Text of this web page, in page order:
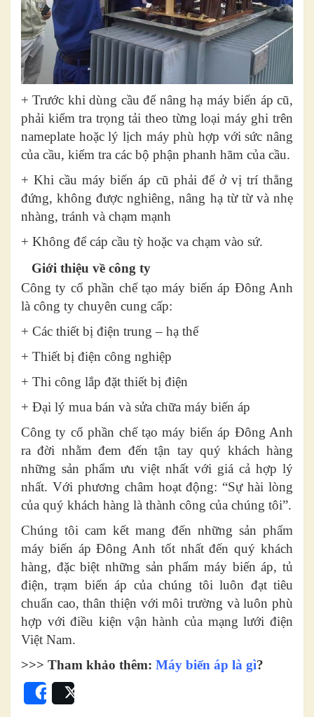
+ Trước khi dùng cầu để nâng hạ máy biến áp cũ,
phải kiểm tra trọng tải theo từng loại máy ghi trên
nameplate hoặc lý lịch máy phù hợp với sức nâng
của cầu, kiểm tra các bộ phận phanh hãm của cầu.
+ Khi cầu máy biến áp cũ phải để ở vị trí thẳng
đứng, không được nghiêng, nâng hạ từ từ và nhẹ
nhàng, tránh và chạm mạnh
+ Không để cáp cầu tỳ hoặc va chạm vào sứ.
Giới thiệu về công ty
Công ty cổ phần chế tạo máy biến áp Đông Anh
là công ty chuyên cung cấp:
+ Các thiết bị điện trung – hạ thế
+ Thiết bị điện công nghiệp
+ Thi công lắp đặt thiết bị điện
+ Đại lý mua bán và sửa chữa máy biến áp
Công ty cổ phần chế tạo máy biến áp Đông Anh
ra đời nhằm đem đến tận tay quý khách hàng
những sản phẩm ưu việt nhất với giá cả hợp lý
nhất. Với phương châm hoạt động: “Sự hài lòng
của quý khách hàng là thành công của chúng tôi”.
Chúng tôi cam kết mang đến những sản phẩm
máy biến áp Đông Anh tốt nhất đến quý khách
hàng, đặc biệt những sản phẩm máy biến áp, tủ
điện, trạm biến áp của chúng tôi luôn đạt tiêu
chuẩn cao, thân thiện với môi trường và luôn phù
hợp với điều kiện vận hành của mạng lưới điện
Việt Nam.
>>> Tham khảo thêm: Máy biến áp là gì?
Share